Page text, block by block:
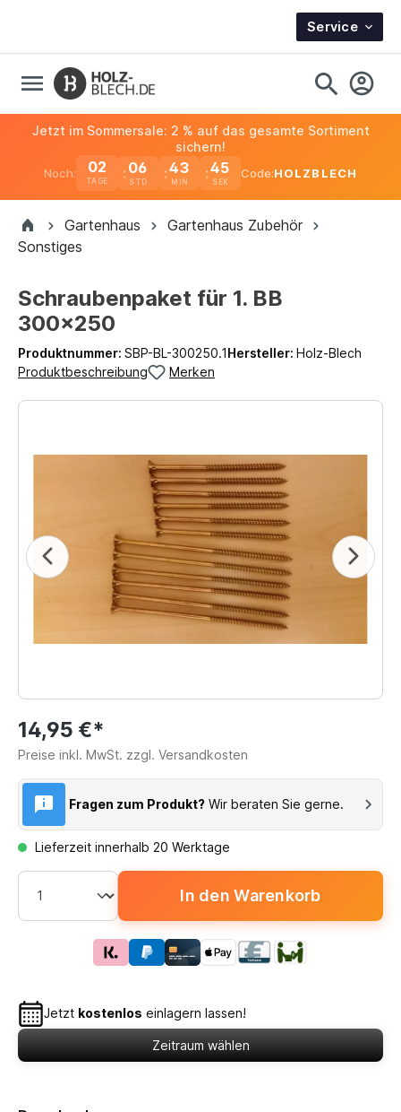
Service
Noch: 02
TAGE
06 43 44
Jetzt im Sommersale: 2 % auf das gesamte Sortiment
sichern!
Code:HOLZBLECH
Gartenhaus
Gartenhaus Zubehör
Sonstiges
Schraubenpaket für 1. BB
300x250
Produktnummer: SBP-BL-300250.1Hersteller: Holz-Blech
Produktbeschreibung
Merken
14,95 €*
Preise inkl. MwSt. zzgl. Versandkosten
Fragen zum Produkt? Wir beraten Sie gerne.
Lieferzeit innerhalb 20 Werktage
In den Warenkorb
Jetzt kostenlos einlagern lassen!
Zeitraum wählen